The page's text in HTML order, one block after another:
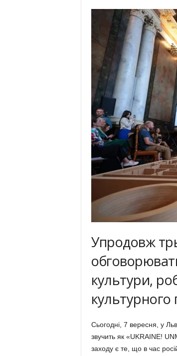
Упродовж
культури,
культурного
Сьогодні, 7 вересня, у
звучить як «UKRAINE!
заходу є те, що в час